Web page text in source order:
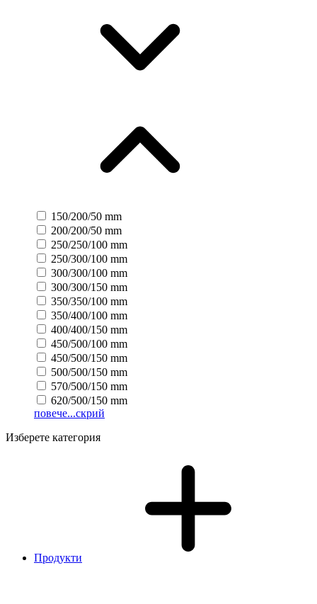
150/200/50 mm
200/200/50 mm
250/250/100 mm
250/300/100 mm
300/300/100 mm
300/300/150 mm
350/350/100 mm
350/400/100 mm
400/400/150 mm
450/500/100 mm
450/500/150 mm
500/500/150 mm
570/500/150 mm
620/500/150 mm
повече...скрий
Изберете категория
Продукти